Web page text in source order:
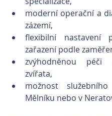
moderní operační a
zázemí,
flexibilní nastavení
zařazení podle
zvýhodněnou
zvířata,
možnost
Mělníku nebo v